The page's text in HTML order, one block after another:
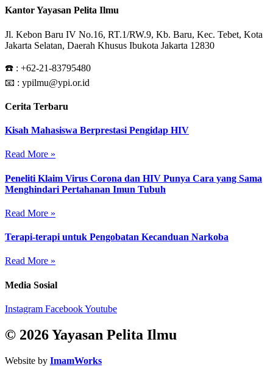
Kantor Yayasan Pelita Ilmu
Jl. Kebon Baru IV No.16, RT.1/RW.9, Kb. Baru, Kec. Tebet, Kota
Jakarta Selatan, Daerah Khusus Ibukota Jakarta 12830
☎️ : +62-21-83795480
📧 : ypilmu@ypi.or.id
Cerita Terbaru
Kisah Mahasiswa Berprestasi Pengidap HIV
Read More »
Peneliti Klaim Virus Corona dan HIV Punya Cara yang Sama
Menghindari Pertahanan Imun Tubuh
Read More »
Terapi-terapi untuk Pengobatan Kecanduan Narkoba
Read More »
Media Sosial
Instagram FacebookYoutube
© 2026 Yayasan Pelita Ilmu
Website by ImamWorks